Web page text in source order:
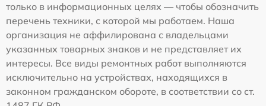
только в информационных целях — чтобы обозначить
перечень техники, с которой мы работаем. Наша
организация не аффилирована с владельцами
указанных товарных знаков и не представляет их
интересы. Все виды ремонтных работ выполняются
исключительно на устройствах, находящихся в
законном гражданском обороте, в соответствии со ст.